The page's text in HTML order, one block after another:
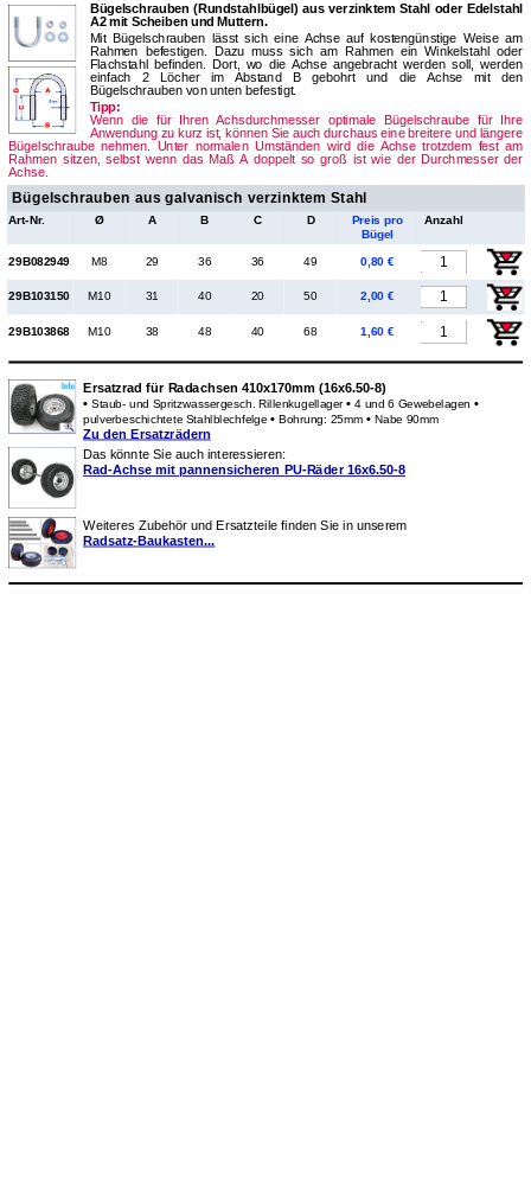
Bügelschrauben (Rundstahlbügel) aus verzinktem Stahl oder Edelstahl
A2 mit Scheiben und Muttern.
Mit Bügelschrauben lässt sich eine Achse auf kostengünstige Weise am
Rahmen befestigen. Dazu muss sich am Rahmen ein Winkelstahl oder
Flachstahl befinden. Dort, wo die Achse angebracht werden soll, werden
einfach 2 Löcher im Abstand B gebohrt und die Achse mit den
Bügelschrauben von unten befestigt.
Tipp:
Wenn die für Ihren Achsdurchmesser optimale Bügelschraube für Ihre
Anwendung zu kurz ist, können Sie auch durchaus eine breitere und längere
Bügelschraube nehmen. Unter normalen Umständen wird die Achse trotzdem fest am
Rahmen sitzen, selbst wenn das Maß A doppelt so groß ist wie der Durchmesser der
Achse.
Bügelschrauben aus galvanisch verzinktem Stahl
Art-Nr. Ø A B C D
Preis pro
Bügel
Anzahl
29B082949 M8 29 36 36 49 0,80 €
29B103150 M10 31 40 20 50 2,00 €
29B103868 M10 38 48 40 68 1,60 €
Ersatzrad für Radachsen 410x170mm (16x6.50-8)
•Staub- und Spritzwassergesch. Rillenkugellager•4 und 6 Gewebelagen •
pulverbeschichtete Stahlblechfelge•Bohrung: 25mm•Nabe 90mm
Zu den Ersatzrädern
Das könnte Sie auch interessieren:
Rad-Achse mit pannensicheren PU-Räder 16x6.50-8
Weiteres Zubehör und Ersatzteile finden Sie in unserem
Radsatz-Baukasten...